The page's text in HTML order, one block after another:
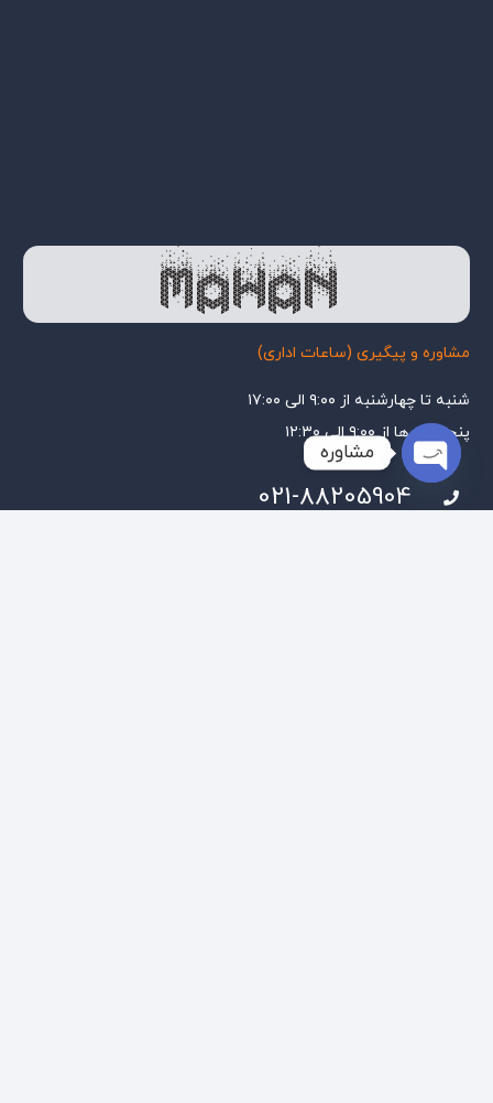
مشاوره و پیگیری (ساعات اداری)
شنبه تا چهارشنبه از ۹:۰۰ الی ۱۷:۰۰
پنجشنبه ها از ۹:۰۰ الی ۱۲:۳۰
021-88205904
مشاوره
Open